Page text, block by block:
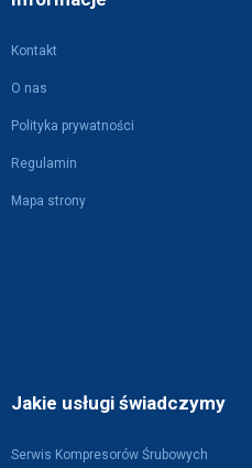
Kontakt
O nas
Polityka prywatności
Regulamin
Mapa strony
Jakie usługi świadczymy
Serwis Kompresorów Śrubowych